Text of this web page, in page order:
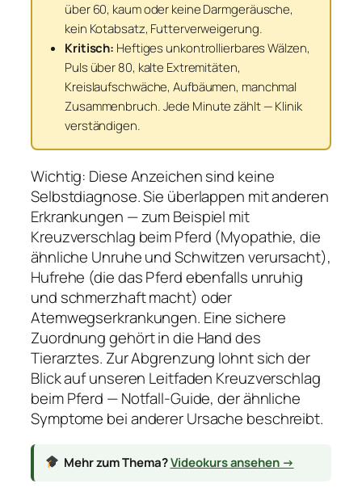
über 60, kaum oder keine Darmgeräusche,
kein Kotabsatz, Futterverweigerung.
Kritisch: Heftiges unkontrollierbares Wälzen,
Puls über 80, kalte Extremitäten,
Kreislaufschwäche, Aufbäumen, manchmal
Zusammenbruch. Jede Minute zählt — Klinik
verständigen.
Wichtig: Diese Anzeichen sind keine
Selbstdiagnose. Sie überlappen mit anderen
Erkrankungen — zum Beispiel mit
Kreuzverschlag beim Pferd (Myopathie, die
ähnliche Unruhe und Schwitzen verursacht),
Hufrehe (die das Pferd ebenfalls unruhig
und schmerzhaft macht) oder
Atemwegserkrankungen. Eine sichere
Zuordnung gehört in die Hand des
Tierarztes. Zur Abgrenzung lohnt sich der
Blick auf unseren Leitfaden Kreuzverschlag
beim Pferd — Notfall-Guide, der ähnliche
Symptome bei anderer Ursache beschreibt.
Mehr zum Thema?Videokurs ansehen →